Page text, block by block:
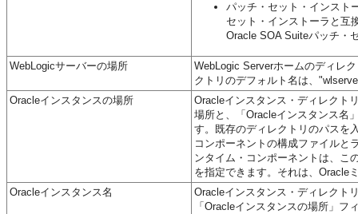
パッチ・セット・インスト
セット・インストーラと互
Oracle SOA Suiteパッチ・
WebLogicサーバーの場所
WebLogic Serverホームのディレ
クトリのデフォルト名は、
Oracleインスタンスの場所
Oracleインスタンス・ディレクト
場所と、「Oracleインスタンス名
す。既存のディレクトリのパスを
コンポーネントの構成ファイルと
ンタイム・コンポーネントは、こ
を指定できます。それは、Oracle
Oracleインスタンス名
Oracleインスタンス・ディレクト
「Oracleインスタンスの場所」